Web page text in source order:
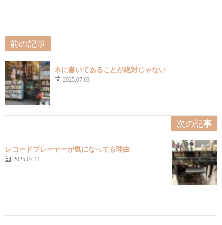
前の記事
本に書いてあることが絶対じゃない
2025.07.03
次の記事
レコードプレーヤーが気になってる理由
2025.07.11